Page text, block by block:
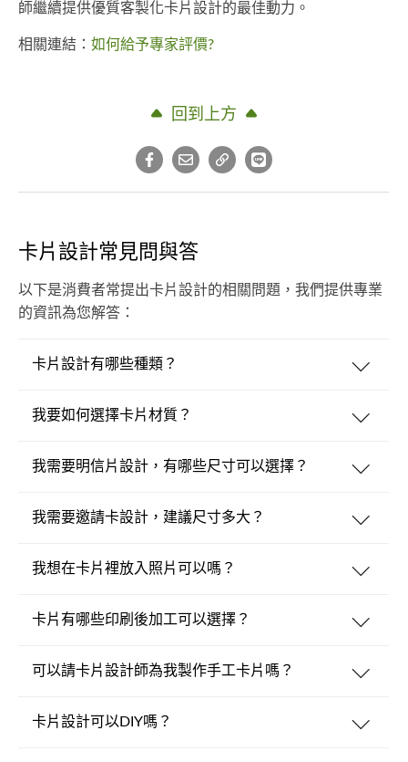
師繼續提供優質客製化卡片設計的最佳動力。
相關連結： 如何給予專家評價?
回到上方
卡片設計常見問與答
以下是消費者常提出卡片設計的相關問題，我們提供專業
的資訊為您解答：
卡片設計有哪些種類？
我要如何選擇卡片材質？
我需要明信片設計，有哪些尺寸可以選擇？
我需要邀請卡設計，建議尺寸多大？
我想在卡片裡放入照片可以嗎？
卡片有哪些印刷後加工可以選擇？
可以請卡片設計師為我製作手工卡片嗎？
卡片設計可以DIY嗎？